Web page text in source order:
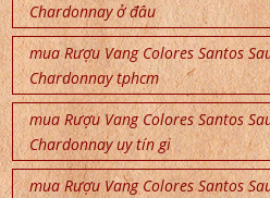
Chardonnay ở đâu
mua Rượu Vang Colores Santos
Chardonnay tphcm
mua Rượu Vang Colores Santos
Chardonnay uy tín gi
mua Rượu Vang Colores Santos